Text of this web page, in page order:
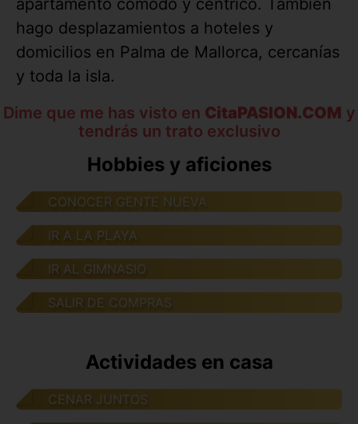
hago desplazamientos a hoteles y
domicilios en Palma de Mallorca, cercanías
y toda la isla.
Dime que me has visto en CitaPASION.COM y
tendrás un trato exclusivo
Hobbies y aficiones
CONOCER GENTE NUEVA
IR A LA PLAYA
IR AL GIMNASIO
SALIR DE COMPRAS
Actividades en casa
CENAR JUNTOS